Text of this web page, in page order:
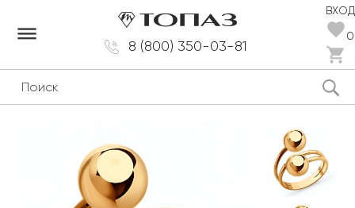
8 (800) 350-03-81
ВХОД
0
dehaze